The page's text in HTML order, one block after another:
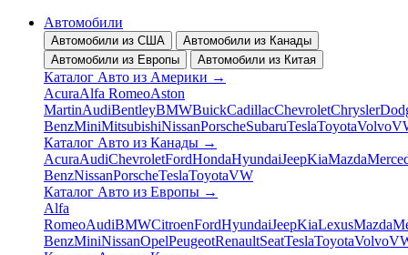
Автомобили
Автомобили из США
Автомобили из Канады
Автомобили из Европы
Автомобили из Китая
Каталог Авто из Америки →
AcuraAlfa RomeoAston
MartinAudiBentleyBMWBuickCadillacChevroletChrysler
BenzMiniMitsubishiNissanPorscheSubaruTeslaToyotaVolvo
Каталог Авто из Канады →
AcuraAudiChevroletFordHondaHyundaiJeepKiaMazda
BenzNissanPorscheTeslaToyotaVW
Каталог Авто из Европы →
Alfa
RomeoAudiBMWCitroenFordHyundaiJeepKiaLexusMazda
BenzMiniNissanOpelPeugeotRenaultSeatTeslaToyotaVolvo